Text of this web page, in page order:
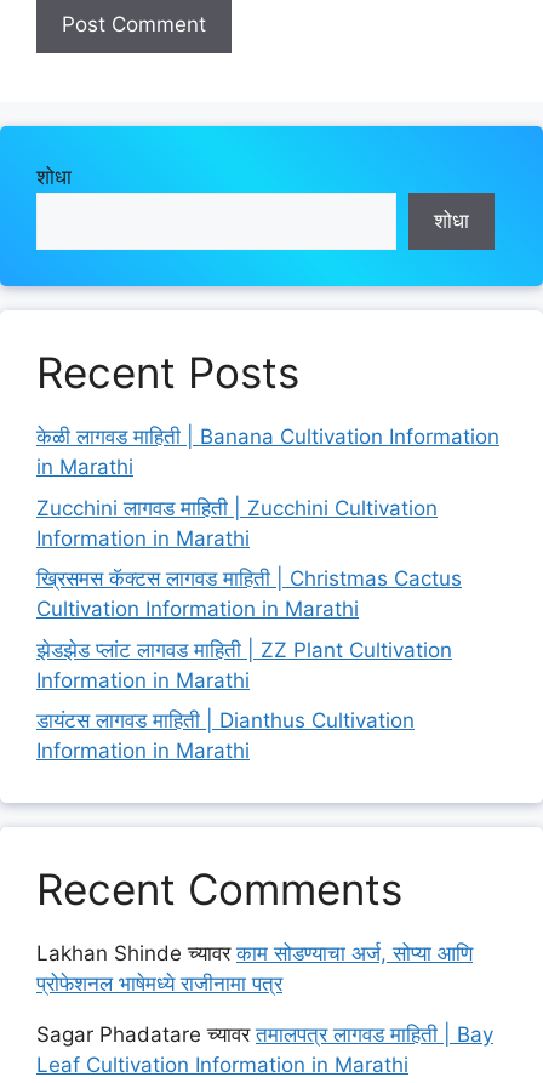
शोधा
शोधा
Recent Posts
केळी लागवड माहिती | Banana Cultivation Information
in Marathi
Zucchini लागवड माहिती | Zucchini Cultivation
Information in Marathi
ख्रिसमस कॅक्टस लागवड माहिती | Christmas Cactus
Cultivation Information in Marathi
झेडझेड प्लांट लागवड माहिती | ZZ Plant Cultivation
Information in Marathi
डायंटस लागवड माहिती | Dianthus Cultivation
Information in Marathi
Recent Comments
Lakhan Shinde च्यावरकाम सोडण्याचा अर्ज, सोप्या आणि
प्रोफेशनल भाषेमध्ये राजीनामा पत्र
Sagar Phadatare च्यावरतमालपत्र लागवड माहिती | Bay
Leaf Cultivation Information in Marathi